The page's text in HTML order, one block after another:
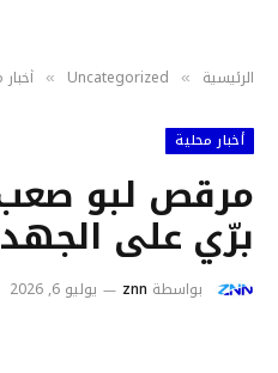
الرئيسية »
Uncategorized
»
أخبار محلية
مرقص لبو
برّي على
بواسطة znn يوليو 6, 2026